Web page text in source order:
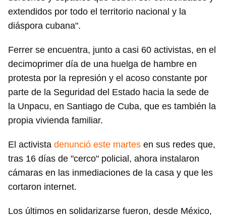
extendidos por todo el territorio nacional y la
diáspora cubana".
Ferrer se encuentra, junto a casi 60 activistas, en el
decimoprimer día de una huelga de hambre en
protesta por la represión y el acoso constante por
parte de la Seguridad del Estado hacia la sede de
la Unpacu, en Santiago de Cuba, que es también la
propia vivienda familiar.
El activista denunció este martes en sus redes que,
tras 16 días de "cerco" policial, ahora instalaron
cámaras en las inmediaciones de la casa y que les
cortaron internet.
Los últimos en solidarizarse fueron, desde México,